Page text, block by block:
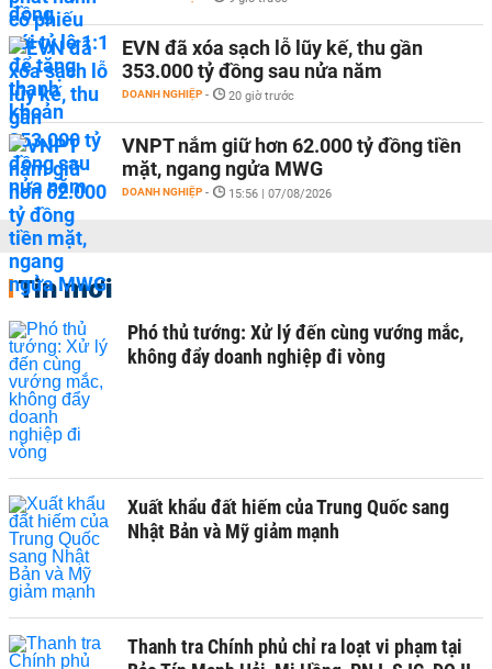
EVN đã xóa sạch lỗ lũy kế, thu gần
353.000 tỷ đồng sau nửa năm
DOANH NGHIỆP - 20 giờ trước
VNPT nắm giữ hơn 62.000 tỷ đồng tiền
mặt, ngang ngửa MWG
DOANH NGHIỆP - 15:56 | 07/08/2026
Tin mới
Phó thủ tướng: Xử lý đến cùng vướng mắc,
không đẩy doanh nghiệp đi vòng
Xuất khẩu đất hiếm của Trung Quốc sang
Nhật Bản và Mỹ giảm mạnh
Thanh tra Chính phủ chỉ ra loạt vi phạm tại